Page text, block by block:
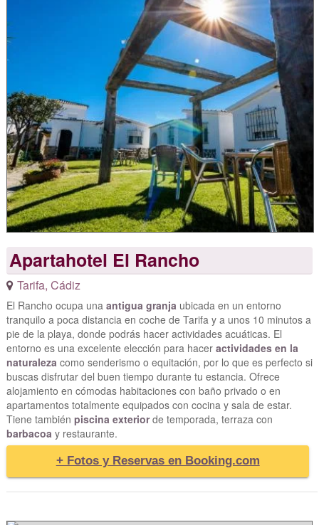
Apartahotel El Rancho
Tarifa, Cádiz
El Rancho ocupa una antigua granja ubicada en un entorno
tranquilo a poca distancia en coche de Tarifa y a unos 10 minutos a
pie de la playa, donde podrás hacer actividades acuáticas. El
entorno es una excelente elección para hacer actividades en la
naturaleza como senderismo o equitación, por lo que es perfecto si
buscas disfrutar del buen tiempo durante tu estancia. Ofrece
alojamiento en cómodas habitaciones con baño privado o en
apartamentos totalmente equipados con cocina y sala de estar.
Tiene también piscina exteriorde temporada, terraza con
barbacoa y restaurante.
+ Fotos y Reservas en Booking.com